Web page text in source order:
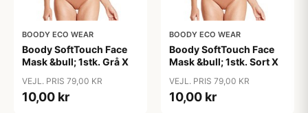
BOODY ECO WEAR
Boody SoftTouch Face
Mask &bull; 1stk. Grå X
VEJL. PRIS 79,00 KR
10,00 kr
BOODY ECO WEAR
Boody SoftTouch Face
Mask &bull; 1stk. Sort X
VEJL. PRIS 79,00 KR
10,00 kr